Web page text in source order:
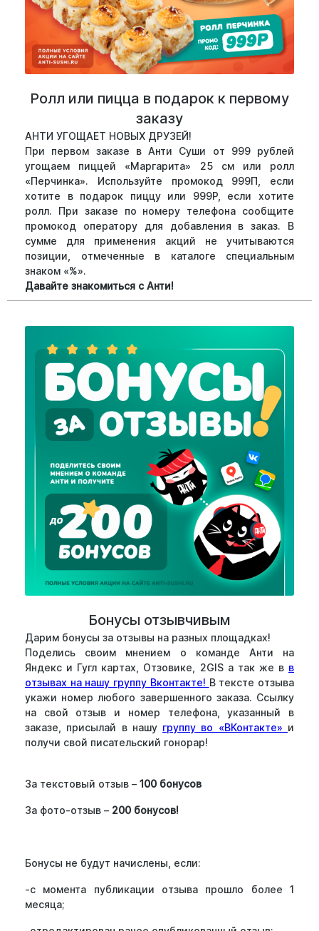
Ролл или пицца в подарок к первому
заказу
АНТИ УГОЩАЕТ НОВЫХ ДРУЗЕЙ!
При первом заказе в Анти Суши от 999 рублей
угощаем пиццей «Маргарита» 25 см или ролл
«Перчинка». Используйте промокод 999П, если
хотите в подарок пиццу или 999Р, если хотите
ролл. При заказе по номеру телефона сообщите
промокод оператору для добавления в заказ. В
сумме для применения акций не учитываются
позиции, отмеченные в каталоге специальным
знаком «%».
Давайте знакомиться с Анти!
Бонусы отзывчивым
Дарим бонусы за отзывы на разных площадках!
Поделись своим мнением о команде Анти на
Яндекс и Гугл картах, Отзовике, 2GIS а так же в в
отзывах на нашу группу Вконтакте! В тексте отзыва
укажи номер любого завершенного заказа. Ссылку
на свой отзыв и номер телефона, указанный в
заказе, присылай в нашу группу во «ВКонтакте» и
получи свой писательский гонорар!
За текстовый отзыв – 100 бонусов
За фото-отзыв – 200 бонусов!
Бонусы не будут начислены, если:
-с момента публикации отзыва прошло более 1
месяца;